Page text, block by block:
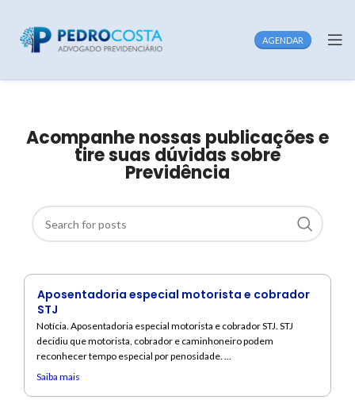
AGENDAR
Acompanhe nossas publicações e
tire suas dúvidas sobre
Previdência
Aposentadoria especial motorista e cobrador
STJ
Notícia. Aposentadoria especial motorista e cobrador STJ. STJ
decidiu que motorista, cobrador e caminhoneiro podem
reconhecer tempo especial por penosidade. ...
Saiba mais